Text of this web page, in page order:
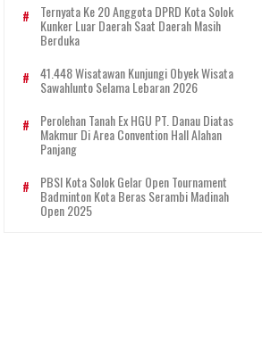
Ternyata Ke 20 Anggota DPRD Kota Solok
Kunker Luar Daerah Saat Daerah Masih
Berduka
41.448 Wisatawan Kunjungi Obyek Wisata
Sawahlunto Selama Lebaran 2026
Perolehan Tanah Ex HGU PT. Danau Diatas
Makmur Di Area Convention Hall Alahan
Panjang
PBSI Kota Solok Gelar Open Tournament
Badminton Kota Beras Serambi Madinah
Open 2025